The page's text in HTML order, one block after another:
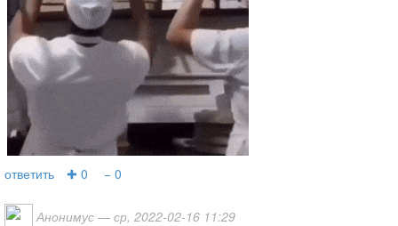
ответить ✚ 0 − 0
Анонимус — ср, 2022-02-16 11:29